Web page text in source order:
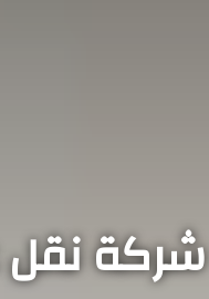
نقل عفش